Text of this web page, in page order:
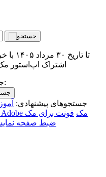
اشتراک اپ‌استور
جستجو در کامل‌ترین آرشیو مک ایران:
جستجوهای پیشنهادی:
برنامه‌های Adobe مک فونت برای مک
ضبط صفحه